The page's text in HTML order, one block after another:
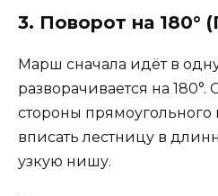
3. Поворот на 180°
Марш сначала идёт в одну
разворачивается на
стороны прямоугольного
вписать лестницу в
узкую нишу.